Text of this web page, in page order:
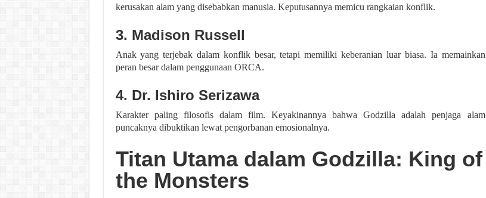
kerusakan alam yang disebabkan manusia. Keputusannya memicu rangkaian konflik.
3. Madison Russell
Anak yang terjebak dalam konflik besar, tetapi memiliki keberanian luar biasa. Ia memainkan
peran besar dalam penggunaan ORCA.
4. Dr. Ishiro Serizawa
Karakter paling filosofis dalam film. Keyakinannya bahwa Godzilla adalah penjaga alam
puncaknya dibuktikan lewat pengorbanan emosionalnya.
Titan Utama dalam Godzilla: King of
the Monsters